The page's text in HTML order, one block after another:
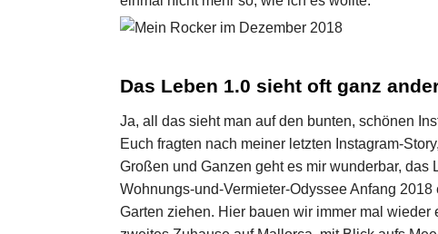
Das Leben 1.0 sieht oft ganz
Ja, all das sieht man auf den bunten, schönen
Euch fragten nach meiner letzten Instagram-
Großen und Ganzen geht es mir wunderbar,
Wohnungs-und-Vermieter-Odyssee Anfang
Garten ziehen. Hier bauen wir immer mal